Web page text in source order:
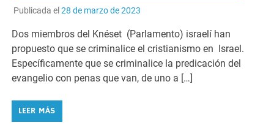
Publicada el 28 de marzo de 2023
Dos miembros del Knéset​ (Parlamento) israelí han
propuesto que se criminalice el cristianismo en Israel.
Específicamente que se criminalice la predicación del
evangelio con penas que van, de uno a […]
LEER MÁS